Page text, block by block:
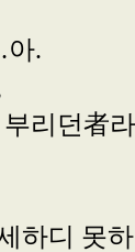
텩,
려움
을 부
못
행세